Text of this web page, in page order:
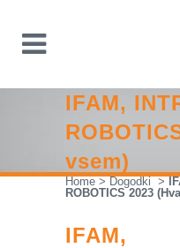
IFAM,
vsem)
Home > Dogodki >
ROBOTICS 2023
IFAM,